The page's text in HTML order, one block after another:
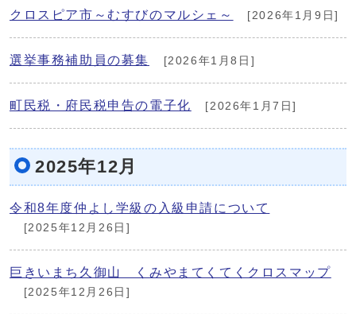
クロスピア市～むすびのマルシェ～ [2026年1月9日]
選挙事務補助員の募集 [2026年1月8日]
町民税・府民税申告の電子化 [2026年1月7日]
2025年12月
令和8年度仲よし学級の入級申請について
[2025年12月26日]
巨きいまち久御山 くみやまてくてくクロスマップ
[2025年12月26日]